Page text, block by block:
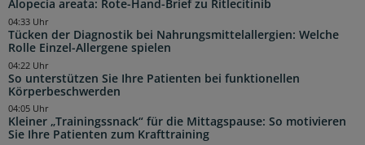
Alopecia areata: Rote-Hand-Brief zu Ritlecitinib
Tücken der Diagnostik bei Nahrungsmittelallergien: Welche
Rolle Einzel-Allergene spielen
04:33 Uhr
So unterstützen Sie Ihre Patienten bei funktionellen
Körperbeschwerden
04:22 Uhr
Kleiner „Trainingssnack“ für die Mittagspause: So motivieren
Sie Ihre Patienten zum Krafttraining
04:05 Uhr